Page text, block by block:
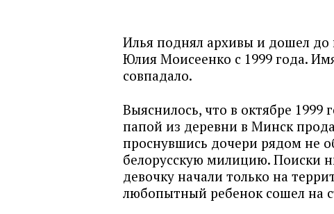
Илья поднял архивы и дошел до
Юлия Моисеенко с 1999 года.
совпадало.
Выяснилось, что в октябре 1999
папой из деревни в Минск
проснувшись дочери рядом не
белорусскую милицию. Поиски
девочку начали только на
любопытный ребенок сошел на